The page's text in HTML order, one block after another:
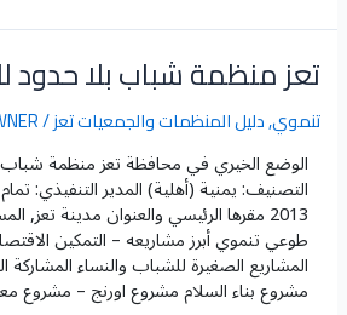
تعز منظمة شباب بلا حدود
تنموي,دليل المنظمات والجمعيات تعز/
الوضع الخيري في محافظة تعز​ منظمة شباب
التصنيف: يمنية (أهلية) المدير التنفيذي:
2013 مقرها الرئيسي والعنوان مدينة
طوعي تنموي أبرز مشاريعه – التمكين
المشاريع الصغيرة للشباب والنساء
مشروع بناء السلام مشروع اورنج – مشروع
تعز
منظمة
شباب
حدود
للتنمية